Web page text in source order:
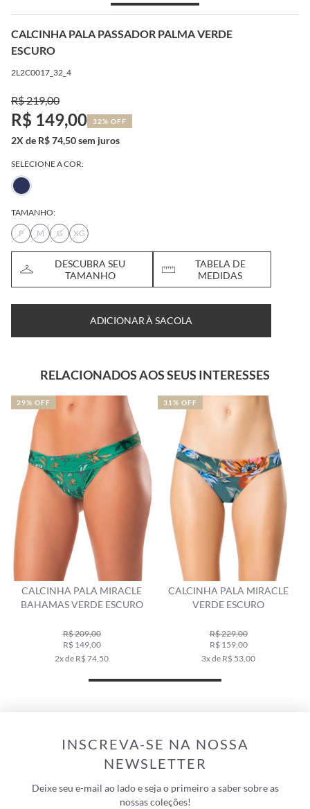
CALCINHA PALA PASSADOR PALMA VERDE
ESCURO
2L2C0017_32_4
R$ 219,00
R$ 149,00 32% OFF
2X de R$ 74,50 sem juros
SELECIONE A COR:
TAMANHO:
P
M G XG
DESCUBRA SEU
TAMANHO
TABELA DE
MEDIDAS
ADICIONAR À SACOLA
RELACIONADOS AOS SEUS INTERESSES
MIRACLE
ESCURO
CALCINHA PALA MIRACLE
VERDE ESCURO
CALCINHA PALA
BOBBY VERDE
NOVIDADE
INSCREVA-SE NA NOSSA
NEWSLETTER
Deixe seu e-mail ao lado e seja o primeiro a saber sobre as
nossas coleções!